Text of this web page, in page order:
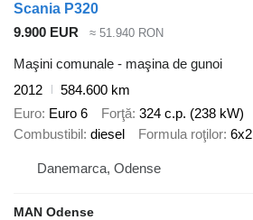
Scania P320
9.900 EUR
≈ 51.940 RON
Maşini comunale - maşina de gunoi
2012
584.600 km
Euro Euro 6 Forţă 324 c.p. (238 kW)
Combustibil diesel Formula roţilor 6x2
Danemarca, Odense
MAN Odense